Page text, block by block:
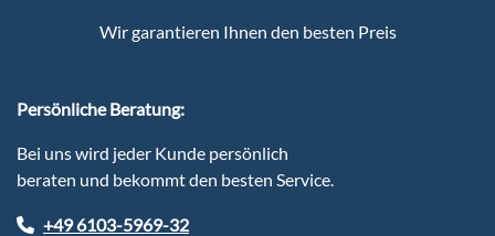
Wir garantieren Ihnen den besten Preis
Persönliche Beratung:
Bei uns wird jeder Kunde persönlich
beraten und bekommt den besten Service.
+49 6103-5969-32